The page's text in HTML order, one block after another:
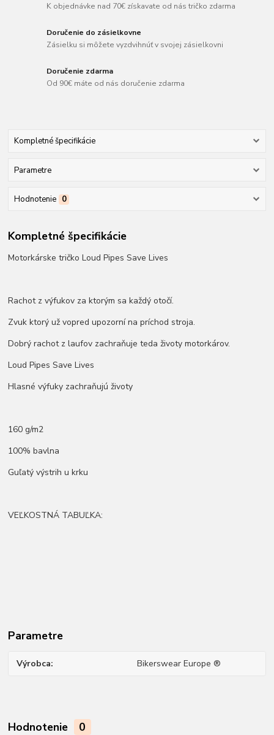
K objednávke nad 70€ získavate od nás tričko zdarma
Doručenie do zásielkovne
Zásielku si môžete vyzdvihnúť v svojej zásielkovni
Doručenie zdarma
Od 90€ máte od nás doručenie zdarma
Kompletné špecifikácie
Parametre
Hodnotenie 0
Kompletné špecifikácie
Motorkárske tričko Loud Pipes Save Lives
Rachot z výfukov za ktorým sa každý otočí.
Zvuk ktorý už vopred upozorní na príchod stroja.
Dobrý rachot z laufov zachraňuje teda životy motorkárov.
Loud Pipes Save Lives
Hlasné výfuky zachraňujú životy
160 g/m2
100% bavlna
Guľatý výstrih u krku
VEĽKOSTNÁ TABUĽKA:
Parametre
Výrobca Bikerswear Europe ®
Hodnotenie 0